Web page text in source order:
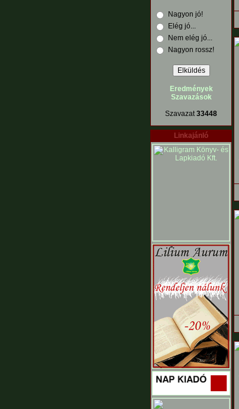
Nagyon jó!
Elég jó...
Nem elég jó...
Nagyon rossz!
Eredmények
Szavazások
Szavazat33448
Linkajánló